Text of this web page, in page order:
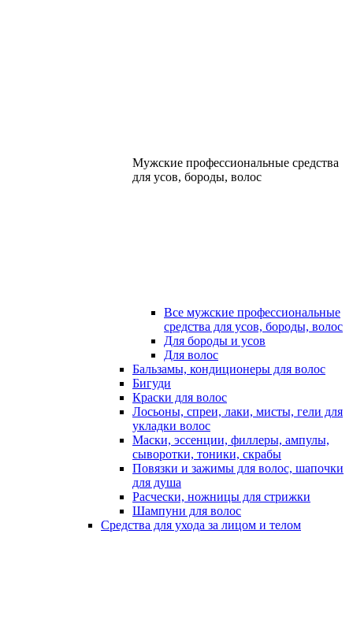
Мужские профессиональные средства
для усов, бороды, волос
Все мужские профессиональные
средства для усов, бороды, волос
Для бороды и усов
Для волос
Бальзамы, кондиционеры для волос
Бигуди
Краски для волос
Лосьоны, спреи, лаки, мисты, гели для
укладки волос
Маски, эссенции, филлеры, ампулы,
сыворотки, тоники, скрабы
Повязки и зажимы для волос, шапочки
для душа
Расчески, ножницы для стрижки
Шампуни для волос
Средства для ухода за лицом и телом